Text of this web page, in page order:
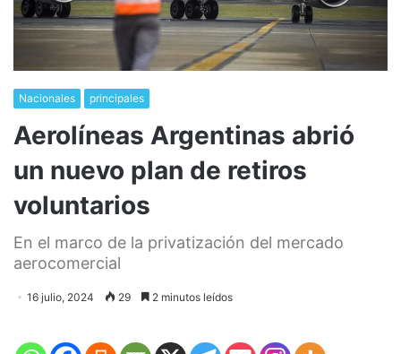
Nacionales principales
Aerolíneas Argentinas abrió
un nuevo plan de retiros
voluntarios
En el marco de la privatización del mercado
aerocomercial
16 julio, 2024 29 2 minutos leídos